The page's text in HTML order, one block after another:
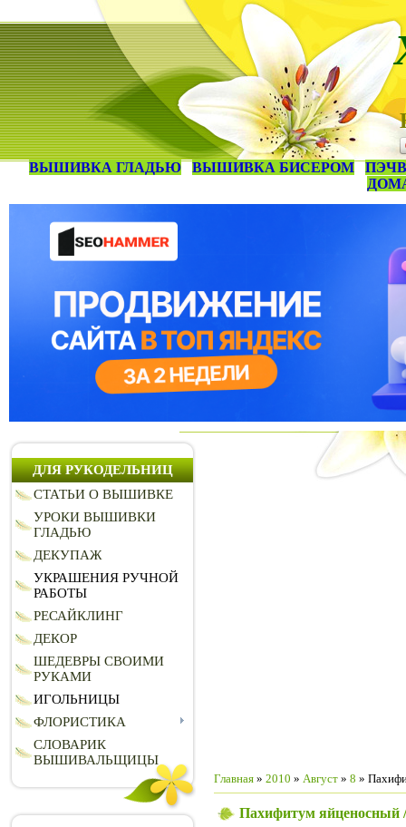
ВЫШИВКА ГЛАДЬЮ ВЫШИВКА БИСЕРОМ
ДЛЯ РУКОДЕЛЬНИЦ
СТАТЬИ О ВЫШИВКЕ
УРОКИ ВЫШИВКИ
ГЛАДЬЮ
ДЕКУПАЖ
УКРАШЕНИЯ РУЧНОЙ
РАБОТЫ
РЕСАЙКЛИНГ
ДЕКОР
ШЕДЕВРЫ СВОИМИ
РУКАМИ
ИГОЛЬНИЦЫ
ФЛОРИСТИКА
СЛОВАРИК
ВЫШИВАЛЬЩИЦЫ
Главная » 2010 » Август » 8 »
Пахифитум яйценосный